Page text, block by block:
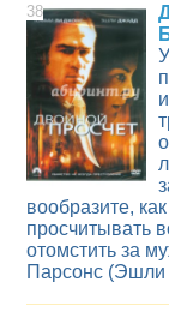
38
вообразите,
просчитывать
отомстить за
Парсонс (Эшли